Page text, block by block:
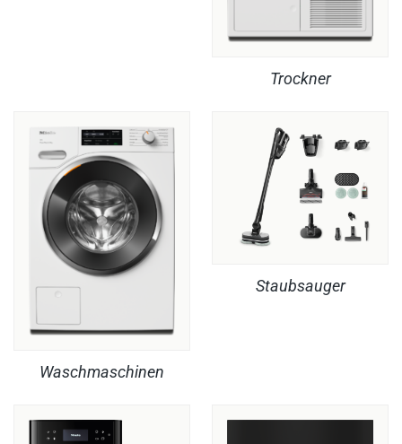
Trockner
Waschmaschinen
Staubsauger